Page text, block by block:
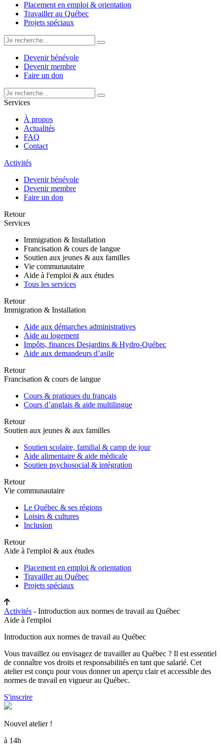
Placement en emploi & orientation
Travailler au Québec
Projets spéciaux
Devenir bénévole
Devenir membre
Faire un don
Services
À propos
Actualités
FAQ
Contact
Activités
Devenir bénévole
Devenir membre
Faire un don
Retour
Services
Immigration & Installation
Francisation & cours de langue
Soutien aux jeunes & aux familles
Vie communautaire
Aide à l'emploi & aux études
Tous les services
Retour
Immigration & Installation
Aide aux démarches administratives
Aide au logement
Impôts, finances Desjardins & Hydro-Québec
Aide aux demandeurs d’asile
Retour
Francisation & cours de langue
Cours & pratiques du français
Cours d’anglais & aide multilingue
Retour
Soutien aux jeunes & aux familles
Soutien scolaire, familial & camp de jour
Aide alimentaire & aide médicale
Soutien psychosocial & intégration
Retour
Vie communautaire
Le Québec & ses régions
Loisirs & cultures
Inclusion
Retour
Aide à l'emploi & aux études
Placement en emploi & orientation
Travailler au Québec
Projets spéciaux
Activités - Introduction aux normes de travail au Québec
Aide à l'emploi
Introduction aux normes de travail au Québec
Vous travaillez ou envisagez de travailler au Québec ? Il est essentiel
de connaître vos droits et responsabilités en tant que salarié. Cet
atelier est conçu pour vous donner un aperçu clair et accessible des
normes de travail en vigueur au Québec.
S'inscrire
Nouvel atelier !
à 14h